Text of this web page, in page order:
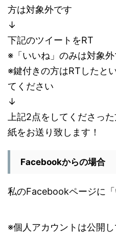
方は対象外です
↓
下記のツイートをRT
※「いいね」のみは対象
※鍵付きの方はRTしたと
てください
↓
上記2点をしてくださっ
紙をお送り致します！
Facebookからの場合
私のFacebookページに「
※個人アカウントは公開